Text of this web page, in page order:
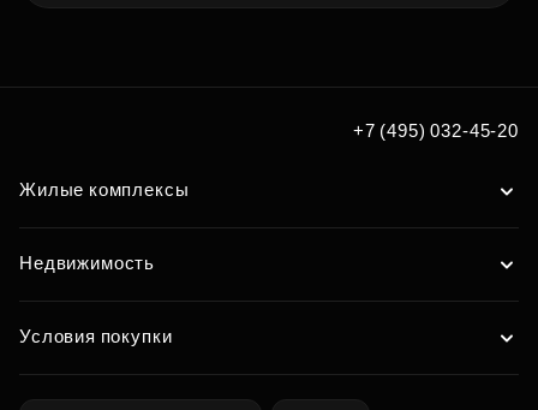
+7 (495) 032-45-20
Жилые комплексы
Недвижимость
Условия покупки